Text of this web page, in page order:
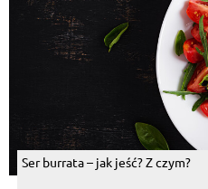
Ser burrata – jak jeść? Z czym?